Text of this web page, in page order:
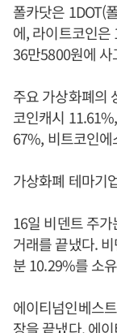
폴카닷은 1DOT(
에, 라이트코인은
36만5800원에
주요 가상화폐의
코인캐시
67%, 비트코인
가상화폐 테마기
16일 비덴트 주
거래를 끝냈다.
분 10.29%를 소
에이티넘인베스
장을 끝냈다. 에